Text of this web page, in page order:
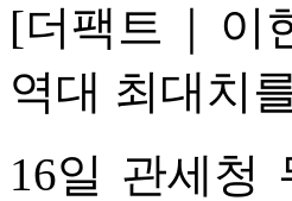
[더팩트｜이
역대 최대치
16일 관세청